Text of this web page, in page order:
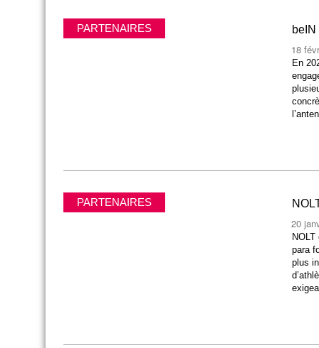
PARTENAIRES
18
En
PARTENAIRES
20
para
plus